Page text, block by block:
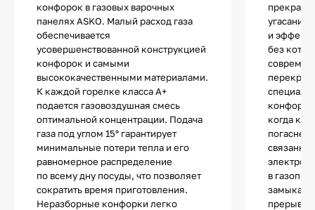
конфорок в газовых варочных
панелях ASKO. Малый расход газа
обеспечивается
усовершенствованной конструкцией
конфорок и самыми
высококачественными материалами.
К каждой горелке класса А+
подается газовоздушная смесь
оптимальной концентрации. Подача
газа под углом 15° гарантирует
минимальные потери тепла и его
равномерное распределение
по всему дну посуды, что позволяет
сократить время приготовления.
Неразборные конфорки легко
угасании
и
без
когда
погаснет,
в